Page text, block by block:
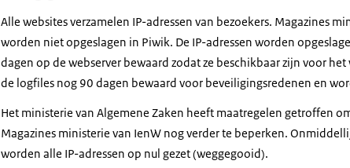
Alle websites verzamelen IP-adressen van bezoekers. Magazines
worden niet opgeslagen in Piwik. De IP-adressen worden
dagen op de webserver bewaard zodat ze beschikbaar zijn voor
de logfiles nog 90 dagen bewaard voor beveiligingsredenen en
Het ministerie van Algemene Zaken heeft maatregelen getroffen
Magazines ministerie van IenW nog verder te beperken.
worden alle IP-adressen op nul gezet (weggegooid).